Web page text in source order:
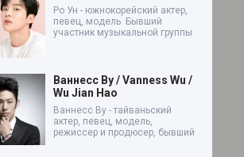
Ро Ун - южнокорейский актер,
певец, модель. Бывший
участник музыкальной группы
Ваннесс Ву / Vanness Wu /
Wu Jian Hao
Ваннесс Ву - тайваньский
актер, певец, модель,
режиссер и продюсер, бывший